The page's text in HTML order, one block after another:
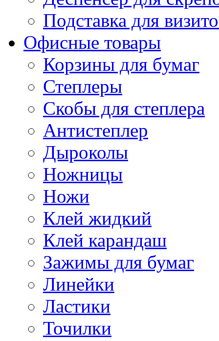
Подставка для
Офисные товары
Корзины для бумаг
Степлеры
Скобы для степлера
Антистеплер
Дыроколы
Ножницы
Ножи
Клей жидкий
Клей карандаш
Зажимы для бумаг
Линейки
Ластики
Точилки